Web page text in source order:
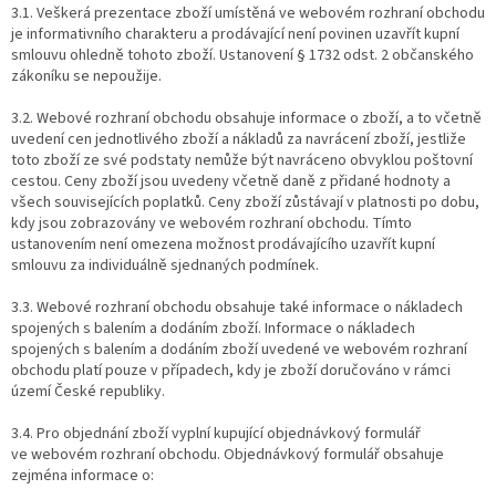
3.1. Veškerá prezentace zboží umístěná ve webovém rozhraní obchodu
je informativního charakteru a prodávající není povinen uzavřít kupní
smlouvu ohledně tohoto zboží. Ustanovení § 1732 odst. 2 občanského
zákoníku se nepoužije.
3.2. Webové rozhraní obchodu obsahuje informace o zboží, a to včetně
uvedení cen jednotlivého zboží a nákladů za navrácení zboží, jestliže
toto zboží ze své podstaty nemůže být navráceno obvyklou poštovní
cestou. Ceny zboží jsou uvedeny včetně daně z přidané hodnoty a
všech souvisejících poplatků. Ceny zboží zůstávají v platnosti po dobu,
kdy jsou zobrazovány ve webovém rozhraní obchodu. Tímto
ustanovením není omezena možnost prodávajícího uzavřít kupní
smlouvu za individuálně sjednaných podmínek.
3.3. Webové rozhraní obchodu obsahuje také informace o nákladech
spojených s balením a dodáním zboží. Informace o nákladech
spojených s balením a dodáním zboží uvedené ve webovém rozhraní
obchodu platí pouze v případech, kdy je zboží doručováno v rámci
území České republiky.
3.4. Pro objednání zboží vyplní kupující objednávkový formulář
ve webovém rozhraní obchodu. Objednávkový formulář obsahuje
zejména informace o: